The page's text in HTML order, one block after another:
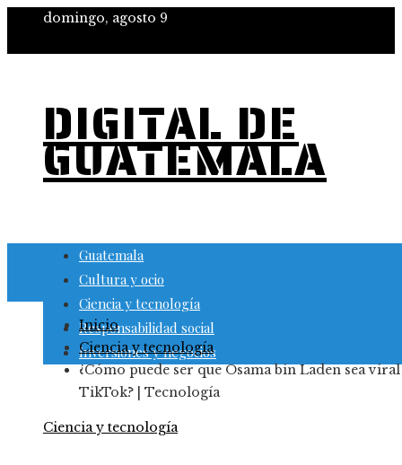
domingo, agosto 9
DIGITAL DE
GUATEMALA
Guatemala
Cultura y ocio
Ciencia y tecnología
Responsabilidad social
Inversiones y negocios
Inicio
Ciencia y tecnología
¿Cómo puede ser que Osama bin Laden sea
TikTok? | Tecnología
Ciencia y tecnología